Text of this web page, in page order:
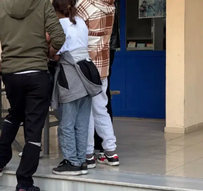
Bitlis
Bolu
Burdur
Bursa
Çanakkale
Çankırı
Çorum
Denizli